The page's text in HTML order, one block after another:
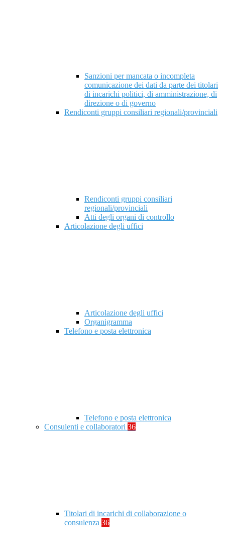
Sanzioni per mancata o incompleta
comunicazione dei dati da parte dei titolari
di incarichi politici, di amministrazione, di
direzione o di governo
Rendiconti gruppi consiliari regionali/provinciali
Rendiconti gruppi consiliari
regionali/provinciali
Atti degli organi di controllo
Articolazione degli uffici
Articolazione degli uffici
Organigramma
Telefono e posta elettronica
Telefono e posta elettronica
Consulenti e collaboratori 36
Titolari di incarichi di collaborazione o
consulenza 36